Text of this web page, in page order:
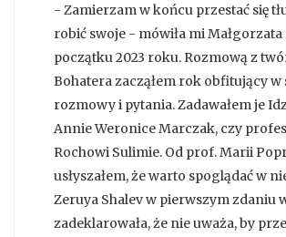
- Zamierzam w końcu przestać się
robić swoje - mówiła mi
początku 2023 roku. Rozmową z
Bohatera zacząłem rok obfitujący w
rozmowy i pytania. Zadawałem je
Annie Weronice Marczak, czy
Rochowi Sulimie. Od prof. Marii
usłyszałem, że warto spoglądać w
Zeruya Shalev w pierwszym zdaniu
zadeklarowała, że nie uważa, by